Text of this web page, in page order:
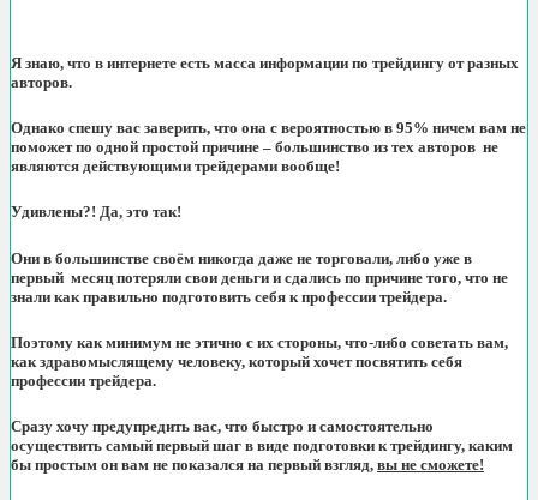
Я знаю, что в интернете есть масса информации по трейдингу от разных
авторов.
Однако спешу вас заверить, что она с вероятностью в 95% ничем вам не
поможет по одной простой причине – большинство из тех авторов не
являются действующими трейдерами вообще!
Удивлены?! Да, это так!
Они в большинстве своём никогда даже не торговали, либо уже в
первый месяц потеряли свои деньги и сдались по причине того, что не
знали как правильно подготовить себя к профессии трейдера.
Поэтому как минимум не этично с их стороны, что-либо советать вам,
как здравомыслящему человеку, который хочет посвятить себя
профессии трейдера.
Сразу хочу предупредить вас, что быстро и самостоятельно
осуществить самый первый шаг в виде подготовки к трейдингу, каким
бы простым он вам не показался на первый взгляд, вы не сможете!